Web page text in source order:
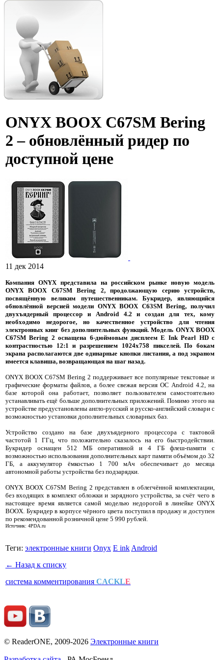
ONYX BOOX C67SM Bering
2 – обновлённый ридер по
доступной цене
11 дек 2014
Компания ONYX представила на российском рынке новую модель
ONYX BOOX C67SM Bering 2, продолжающую серию устройств,
посвящённую великим путешественникам. Букридер, являющийся
обновлённой версией модели ONYX BOOX C63SM Bering, получил
двухъядерный процессор и Android 4.2 и создан для тех, кому
необходимо недорогое, но качественное устройство для чтения
электронных книг без дополнительных функций. Модель ONYX BOOX
C67SM Bering 2 оснащена 6-дюймовым дисплеем E Ink Pearl HD с
контрастностью 12:1 и разрешением 1024х758 пикселей. По бокам
экрана располагаются две одинарные кнопки листания, а под экраном
имеется клавиша, возвращающая на шаг назад.
ONYX BOOX C67SM Bering 2 поддерживает все популярные текстовые и
графические форматы файлов, а более свежая версия ОС Android 4.2, на
базе которой она работает, позволяет пользователем самостоятельно
устанавливать ещё больше дополнительных приложений. Помимо этого на
устройстве предустановлены англо-русский и русско-английский словари с
возможностью установки дополнительных словарных баз.
Устройство создано на базе двухъядерного процессора с тактовой
частотой 1 ГГц, что положительно сказалось на его быстродействии.
Букридер оснащен 512 МБ оперативной и 4 ГБ флеш-памяти с
возможностью использования дополнительных карт памяти объёмом до 32
ГБ, а аккумулятор ёмкостью 1 700 мАч обеспечивает до месяца
автономной работы устройства без подзарядки.
ONYX BOOX C67SM Bering 2 представлен в облегчённой комплектации,
без входящих в комплект обложки и зарядного устройства, за счёт чего в
настоящее время является самой моделью недорогой в линейке ONYX
BOOX. Букридер в корпусе чёрного цвета поступил в продажу и доступен
по рекомендованной розничной цене 5 990 рублей.
Источник: 4PDA.ru
Теги: электронные книги Onyx E inkAndroid
← Назад к списку
система комментирования CACKLE
© ReaderONE, 2009-2026 Электронные книги